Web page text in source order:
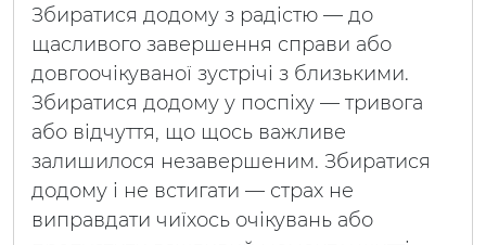
Збиратися додому з радістю — до
щасливого завершення справи або
довгоочікуваної зустрічі з близькими.
Збиратися додому у поспіху — тривога
або відчуття, що щось важливе
залишилося незавершеним. Збиратися
додому і не встигати — страх не
виправдати чиїхось очікувань або